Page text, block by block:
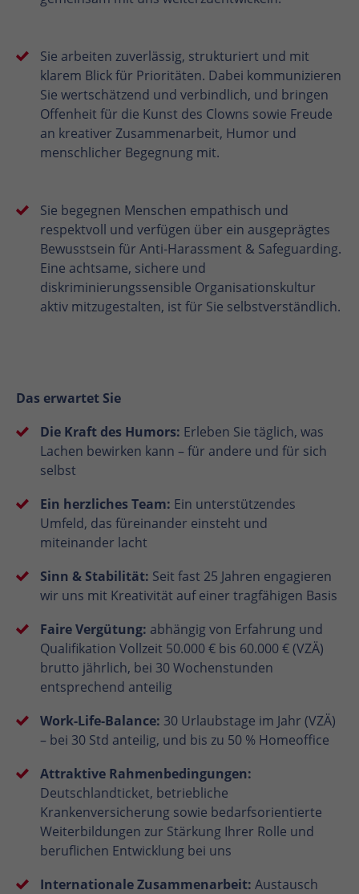
Sie arbeiten zuverlässig, strukturiert und mit
klarem Blick für Prioritäten. Dabei kommunizieren
Sie wertschätzend und verbindlich, und bringen
Offenheit für die Kunst des Clowns sowie Freude
an kreativer Zusammenarbeit, Humor und
menschlicher Begegnung mit.
Sie begegnen Menschen empathisch und
respektvoll und verfügen über ein ausgeprägtes
Bewusstsein für Anti-Harassment & Safeguarding.
Eine achtsame, sichere und
diskriminierungssensible Organisationskultur
aktiv mitzugestalten, ist für Sie selbstverständlich.
Das erwartet Sie
Die Kraft des Humors: Erleben Sie täglich, was
Lachen bewirken kann – für andere und für sich
selbst
Ein herzliches Team: Ein unterstützendes
Umfeld, das füreinander einsteht und
miteinander lacht
Sinn & Stabilität: Seit fast 25 Jahren engagieren
wir uns mit Kreativität auf einer tragfähigen Basis
Faire Vergütung: abhängig von Erfahrung und
Qualifikation Vollzeit 50.000 € bis 60.000 € (VZÄ)
brutto jährlich, bei 30 Wochenstunden
entsprechend anteilig
Work-Life-Balance: 30 Urlaubstage im Jahr (VZÄ)
– bei 30 Std anteilig, und bis zu 50 % Homeoffice
Attraktive Rahmenbedingungen:
Deutschlandticket, betriebliche
Krankenversicherung sowie bedarfsorientierte
Weiterbildungen zur Stärkung Ihrer Rolle und
beruflichen Entwicklung bei uns
Internationale Zusammenarbeit: Austausch